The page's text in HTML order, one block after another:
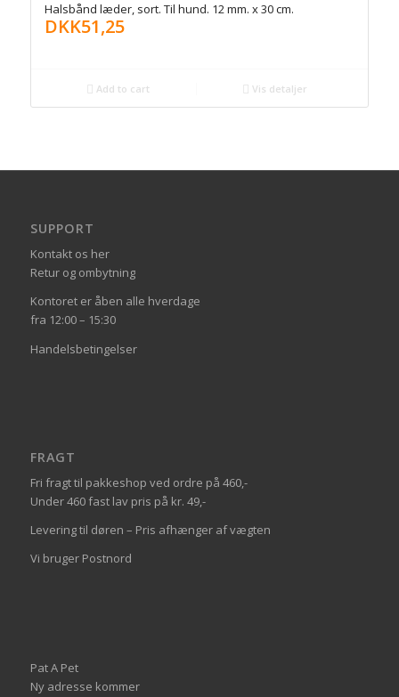
Halsbånd læder, sort. Til hund. 12 mm. x 30 cm.
DKK51,25
Add to cart Vis detaljer
SUPPORT
Kontakt os her
Retur og ombytning
Kontoret er åben alle hverdage
fra 12:00 – 15:30
Handelsbetingelser
FRAGT
Fri fragt til pakkeshop ved ordre på 460,-
Under 460 fast lav pris på kr. 49,-
Levering til døren – Pris afhænger af vægten
Vi bruger Postnord
Pat A Pet
Ny adresse kommer